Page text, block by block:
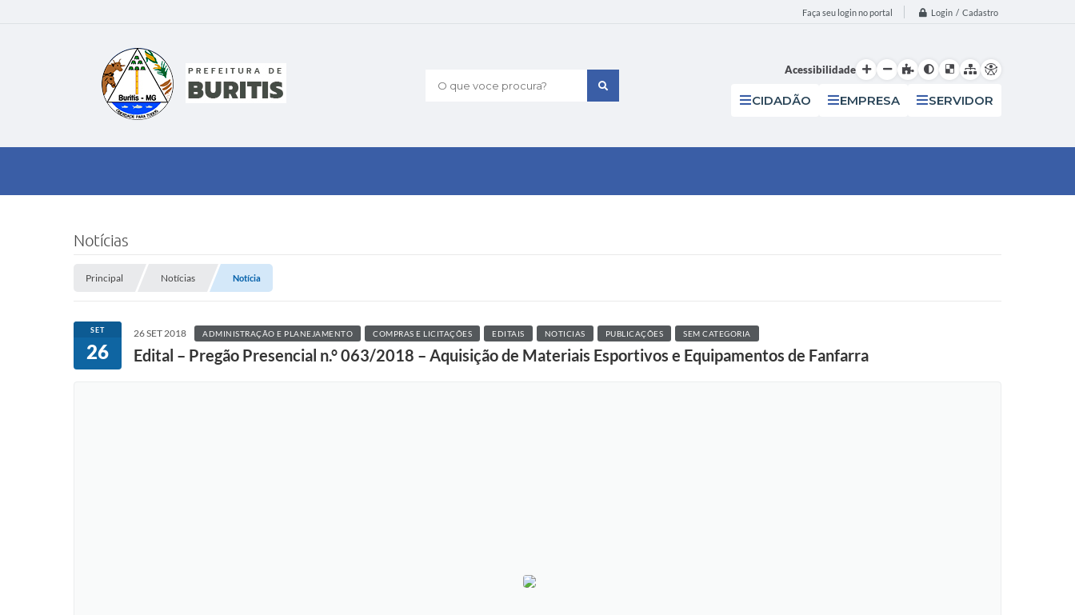
Faça seu login no portal Login / Cadastro
O que voce procura?
Acessibilidade
CIDADÃO EMPRESA SERVIDOR
Notícias
Principal Notícias Notícia
SET
26
26 SET 2018 ADMINISTRAÇÃO E PLANEJAMENTO COMPRAS E LICITAÇÕES EDITAIS NOTICIAS PUBLICAÇÕES SEM CATEGORIA
Edital – Pregão Presencial n.° 063/2018 – Aquisição de Materiais Esportivos e Equipamentos de Fanfarra